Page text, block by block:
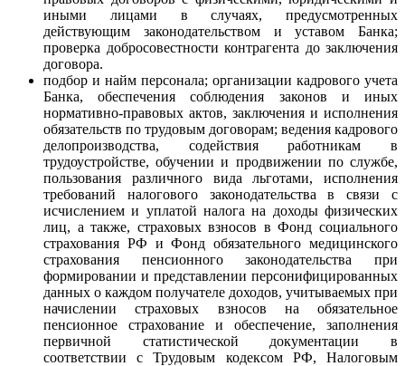
иными лицами в случаях, предусмотренных
действующим законодательством и уставом Банка;
проверка добросовестности контрагента до заключения
договора.
подбор и найм персонала; организации кадрового учета
Банка, обеспечения соблюдения законов и иных
нормативно-правовых актов, заключения и исполнения
обязательств по трудовым договорам; ведения кадрового
делопроизводства, содействия работникам в
трудоустройстве, обучении и продвижении по службе,
пользования различного вида льготами, исполнения
требований налогового законодательства в связи с
исчислением и уплатой налога на доходы физических
лиц, а также, страховых взносов в Фонд социального
страхования РФ и Фонд обязательного медицинского
страхования пенсионного законодательства при
формировании и представлении персонифицированных
данных о каждом получателе доходов, учитываемых при
начислении страховых взносов на обязательное
пенсионное страхование и обеспечение, заполнения
первичной статистической документации в
соответствии с Трудовым кодексом РФ, Налоговым